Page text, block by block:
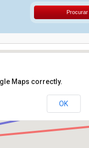
Procurar
Maps correctly.
OK